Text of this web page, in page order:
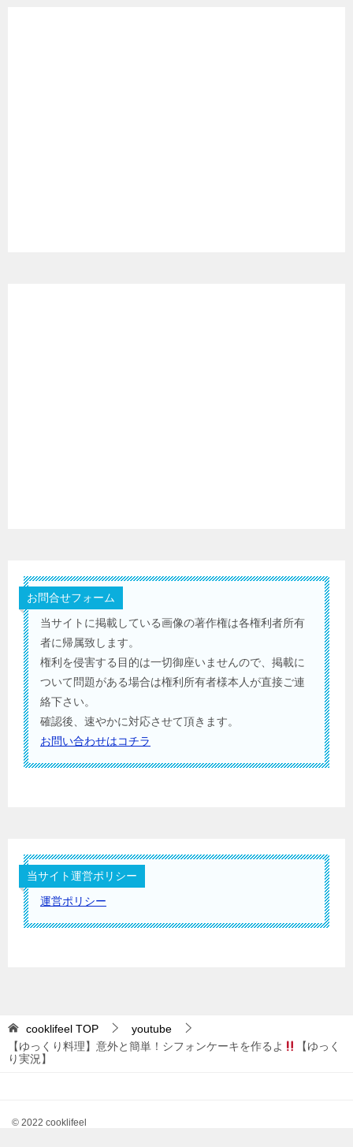
お問合せフォーム
当サイトに掲載している画像の著作権は各権利者所有
者に帰属致します。
権利を侵害する目的は一切御座いませんので、掲載に
ついて問題がある場合は権利所有者様本人が直接ご連
絡下さい。
確認後、速やかに対応させて頂きます。
お問い合わせはコチラ
当サイト運営ポリシー
運営ポリシー
cooklifeel TOP
youtube
【ゆっくり料理】意外と簡単！シフォンケーキを作るよ
【ゆっく
り実況】
© 2022 cooklifeel